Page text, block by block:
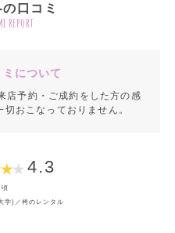
口コミ
report
について
店予約・ご成約をした方の感
おこなっておりません。
4.3
学)／袴のレンタル